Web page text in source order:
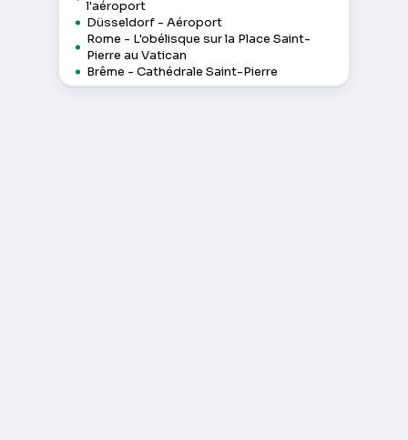
l'aéroport
Düsseldorf - Aéroport
Rome - L'obélisque sur la Place Saint-
Pierre au Vatican
Brême - Cathédrale Saint-Pierre